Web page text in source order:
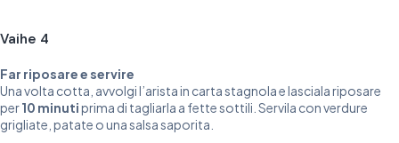
Vaihe 4
Far riposare e servire
Una volta cotta, avvolgi l’arista in carta stagnola e lasciala riposare
per10 minutiprima di tagliarla a fette sottili. Servila con verdure
grigliate, patate o una salsa saporita.